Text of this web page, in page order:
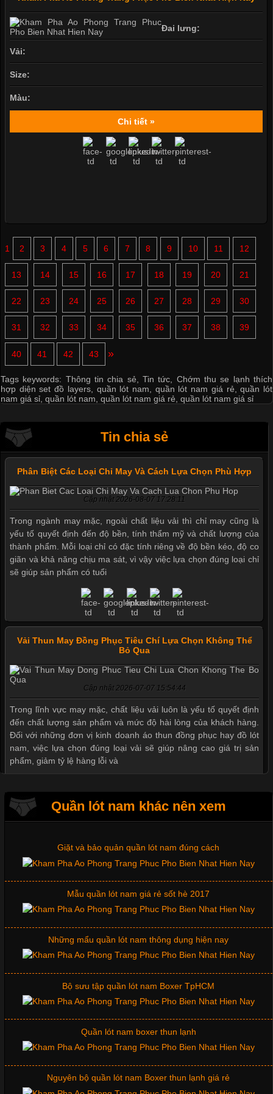
Đai lưng:
Vải:
Size:
Màu:
Chi tiết »
1 2 3 4 5 6 7 8 9 10 11 12
13 14 15 16 17 18 19 20 21
22 23 24 25 26 27 28 29 30
31 32 33 34 35 36 37 38 39
40 41 42 43 »
Tags keywords: Thông tin chia sẻ,Tin tức, Chớm thu se lạnh thích
hợp diện set đồ layers, quần lót nam, quần lót nam giá rẻ,quần lót
nam giá sỉ, quần lót nam, quần lót nam giá rẻ, quần lót nam giá sỉ
Tin chia sẻ
Phân Biệt Các Loại Chỉ May Và Cách Lựa Chọn Phù Hợp
Cập nhật 2026-08-07 17:28:11
Trong ngành may mặc, ngoài chất liệu vải thì chỉ may cũng là
yếu tố quyết định đến độ bền, tính thẩm mỹ và chất lượng của
thành phẩm. Mỗi loại chỉ có đặc tính riêng về độ bền kéo, độ co
giãn và khả năng chịu ma sát, vì vậy việc lựa chọn đúng loại chỉ
sẽ giúp sản phẩm có tuổi
Vải Thun May Đồng Phục Tiêu Chí Lựa Chọn Không Thể
Bỏ Qua
Cập nhật 2026-07-07 15:54:44
Trong lĩnh vực may mặc, chất liệu vải luôn là yếu tố quyết định
đến chất lượng sản phẩm và mức độ hài lòng của khách hàng.
Đối với những đơn vị kinh doanh áo thun đồng phục hay đồ lót
nam, việc lựa chọn đúng loại vải sẽ giúp nâng cao giá trị sản
phẩm, giảm tỷ lệ hàng lỗi và
Áo thun là một trong những trang phục phổ biến nhất hiện nay
nhờ tính tiện dụng, dễ phối đồ và phù hợp với nhiều đối tượng.
quan trọng tạo nên phong cách riêng cho từng sản phẩm. Mỗi
loại cổ áo sẽ mang đến một vẻ đẹp khác
Những Mẫu Áo Thun Đồng Phục Công Ty Được Ưa
Chuộng Hiện Nay
Cập nhật 2026-06-01 14:23:34
Trong môi trường kinh doanh hiện đại, việc xây dựng hình ảnh
Quần lót nam khác nên xem
Mẫu quần short quần lót nam nữ hè thu 2017
Thị hiều quần lót nam bơi lội nam và nữ 2017
Xu hướng thời trang trẻ và quần lót nam giá sỉ
Giặt và bảo quản quần lót nam đúng cách
Mẫu quần lót nam giá rẻ sốt hè 2017
Những mẩu quần lót nam thông dụng hiện nay
Bộ sưu tập quần lót nam Boxer TpHCM
Quần lót nam boxer thun lạnh
Nguyên bộ quần lót nam Boxer thun lạnh giá rẻ